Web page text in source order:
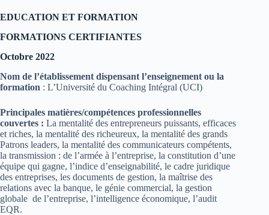
EDUCATION ET FORMATION
FORMATIONS CERTIFIANTES
Octobre 2022
Nom de l’établissement dispensant l’enseignement ou la
formation : L’Université du Coaching Intégral (UCI)
Principales matières/compétences professionnelles
couvertes : La mentalité des entrepreneurs puissants, efficaces
et riches, la mentalité des richeureux, la mentalité des grands
Patrons leaders, la mentalité des communicateurs compétents,
la transmission : de l’armée à l’entreprise, la constitution d’une
équipe qui gagne, l’indice d’enseignabilité, le cadre juridique
des entreprises, les documents de gestion, la maîtrise des
relations avec la banque, le génie commercial, la gestion
globale de l’entreprise, l’intelligence économique, l’audit
EQR.